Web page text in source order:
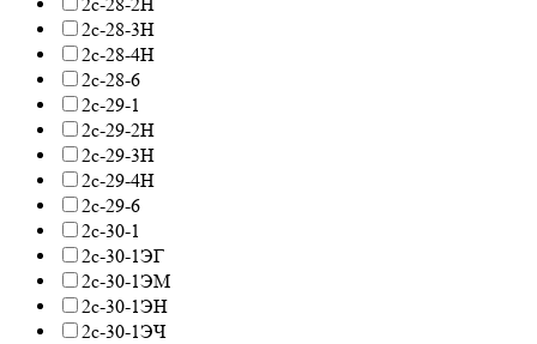
2с-28-3Н
2с-28-4Н
2с-28-6
2с-29-1
2с-29-2Н
2с-29-3Н
2с-29-4Н
2с-29-6
2с-30-1
2с-30-1ЭГ
2с-30-1ЭМ
2с-30-1ЭН
2с-30-1ЭЧ